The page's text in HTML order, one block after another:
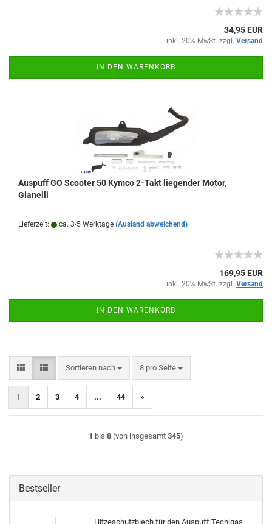
34,95 EUR
inkl. 20% MwSt. zzgl. Versand
IN DEN WARENKORB
Auspuff GO Scooter 50 Kymco 2-Takt liegender Motor,
Gianelli
Lieferzeit: ca. 3-5 Werktage (Ausland abweichend)
169,95 EUR
inkl. 20% MwSt. zzgl. Versand
IN DEN WARENKORB
Sortieren nach
Sortieren nach 8 pro Seite
pro Seite
1 2 3 4 ... 44 »
1 bis 8 (von insgesamt 345)
Bestseller
Hitzeschutzblech für den Auspuff Tecnigas